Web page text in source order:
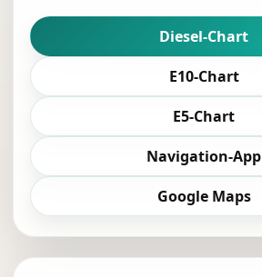
Diesel-Chart
E10-Chart
E5-Chart
Navigation-App
Google Maps